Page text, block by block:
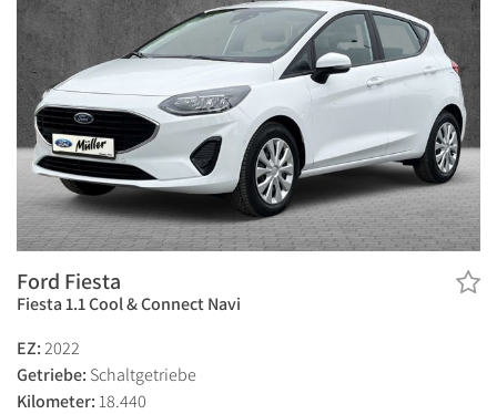
Ford Fiesta
Fiesta 1.1 Cool & Connect Navi
EZ:2022
Getriebe: Schaltgetriebe
Kilometer: 18.440